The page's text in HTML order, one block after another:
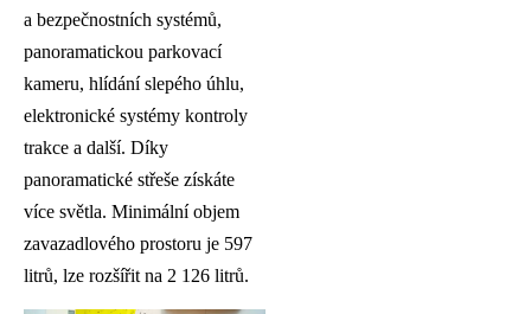
a bezpečnostních systémů,
panoramatickou parkovací
kameru, hlídání slepého úhlu,
elektronické systémy kontroly
trakce a další. Díky
panoramatické střeše získáte
více světla. Minimální objem
zavazadlového prostoru je 597
litrů, lze rozšířit na 2 126 litrů.